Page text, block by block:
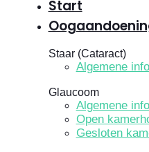
Start
Staar (Cataract)
Algemene
Glaucoom
Algemene
Open
Gesloten